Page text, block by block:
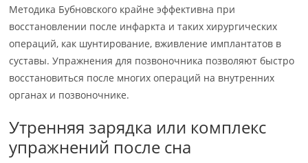
Методика Бубновского крайне эффективна при
восстановлении после инфаркта и таких хирургических
операций, как шунтирование, вживление имплантатов в
суставы. Упражнения для позвоночника позволяют быстро
восстановиться после многих операций на внутренних
органах и позвоночнике.
Утренняя зарядка или комплекс
упражнений после сна